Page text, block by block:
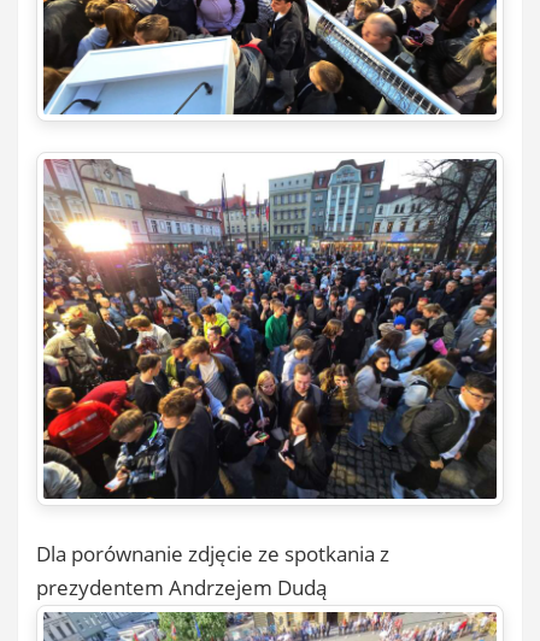
Dla porównanie zdjęcie ze spotkania z
prezydentem Andrzejem Dudą